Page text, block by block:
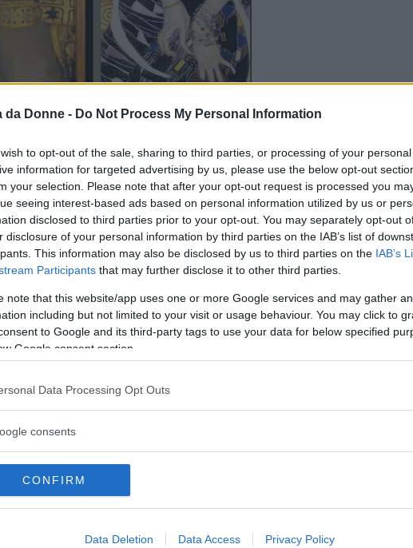
da Donne - Do Not Process My Personal Information
to opt-out of the sale, sharing to third parties, or processing of your
information for targeted advertising by us, please use the below opt-out
your selection. Please note that after your opt-out request is processed you
seeing interest-based ads based on personal information utilized by us or
disclosed to third parties prior to your opt-out. You may separately opt-out
disclosure of your personal information by third parties on the IAB’s list of
This information may also be disclosed by us to third parties on the IAB’s
Participants that may further disclose it to other third parties.
note that this website/app uses one or more Google services and may gather
including but not limited to your visit or usage behaviour. You may click to
to Google and its third-party tags to use your data for below specified
Google consent section.
Data Processing Opt Outs
consents
CONFIRM
Data Deletion Data Access Privacy Policy
Continua a leggere dopo la pubblicità
la donna compiuta: è essa stessa il potere, è
avvicinare quasi il partner sessuale -ma è allo
piegato, il volto lievemente arrovesciato
bocca semiaperta che nasconde un compiacimento
di una donna-incubo che fonde in sé “antica
annunciando un funesto destino vanificatore
il passato aureo e trionfale del palazzo di
l’illusionismo fotografico riconduce al